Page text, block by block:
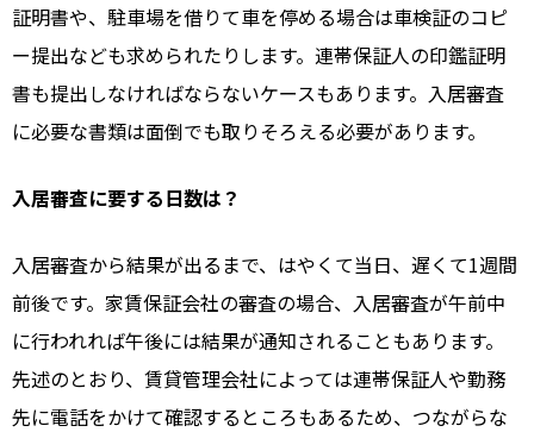
証明書や、駐車場を借りて車を停める場合は車検証のコピ
ー提出なども求められたりします。連帯保証人の印鑑証明
書も提出しなければならないケースもあります。入居審査
に必要な書類は面倒でも取りそろえる必要があります。
入居審査に要する日数は？
入居審査から結果が出るまで、はやくて当日、遅くて1週間
前後です。家賃保証会社の審査の場合、入居審査が午前中
に行われれば午後には結果が通知されることもあります。
先述のとおり、賃貸管理会社によっては連帯保証人や勤務
先に電話をかけて確認するところもあるため、つながらな